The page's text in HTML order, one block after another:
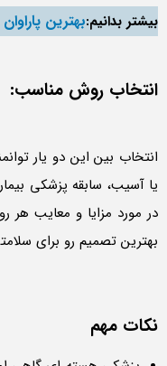
بیشتر بدانیم:بهترین
انتخاب روش مناسب:
انتخاب بین این دو یار
یا آسیب، سابقه پزشکی
در مورد مزایا و معایب
بهترین تصمیم رو برای
نکات مهم